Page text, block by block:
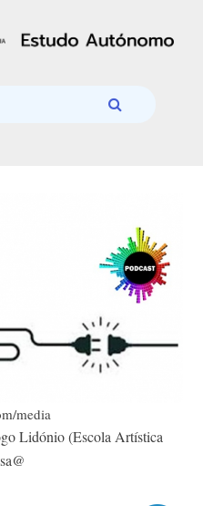
media
Lidónio (Escola Artística